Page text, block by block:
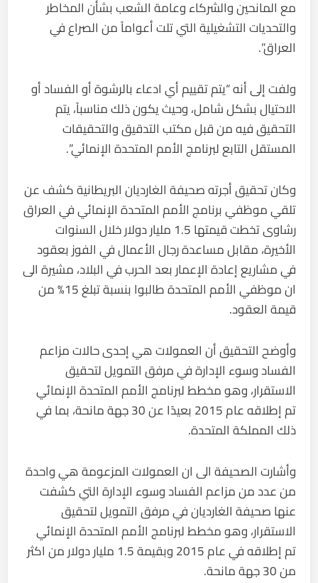
مع المانحين والشركاء وعامة الشعب بشأن المخاطر
والتحديات التشغيلية التي تلت أعواماً من الصراع في
العراق”.
ولفت إلى أنه “يتم تقييم أي ادعاء بالرشوة أو الفساد أو
الاحتيال بشكل شامل، وحيث يكون ذلك مناسباً، يتم
التحقيق فيه من قبل مكتب التدقيق والتحقيقات
المستقل التابع لبرنامج الأمم المتحدة الإنمائي”.
وكان تحقيق أجرته صحيفة الغارديان البريطانية كشف عن
تلقي موظفي برنامج الأمم المتحدة الإنمائي في العراق
رشاوى تخطت قيمتها 1.5 مليار دولار خلال السنوات
الأخيرة، مقابل مساعدة رجال الأعمال في الفوز بعقود
في مشاريع إعادة الإعمار بعد الحرب في البلاد، مشيرة الى
ان موظفي الأمم المتحدة طالبوا بنسبة تبلغ 15% من
قيمة العقود.
وأوضح التحقيق أن العمولات هي إحدى حالات مزاعم
الفساد وسوء الإدارة في مرفق التمويل لتحقيق
الاستقرار، وهو مخطط لبرنامج الأمم المتحدة الإنمائي
تم إطلاقه عام 2015 بعيدًا عن 30 جهة مانحة، بما في
ذلك المملكة المتحدة.
وأشارت الصحيفة الى ان العمولات المزعومة هي واحدة
من عدد من مزاعم الفساد وسوء الإدارة التي كشفت
عنها صحيفة الغارديان في مرفق التمويل لتحقيق
الاستقرار، وهو مخطط لبرنامج الأمم المتحدة الإنمائي
تم إطلاقه في عام 2015 وبقيمة 1.5 مليار دولار من اكثر
من 30 جهة مانحة.